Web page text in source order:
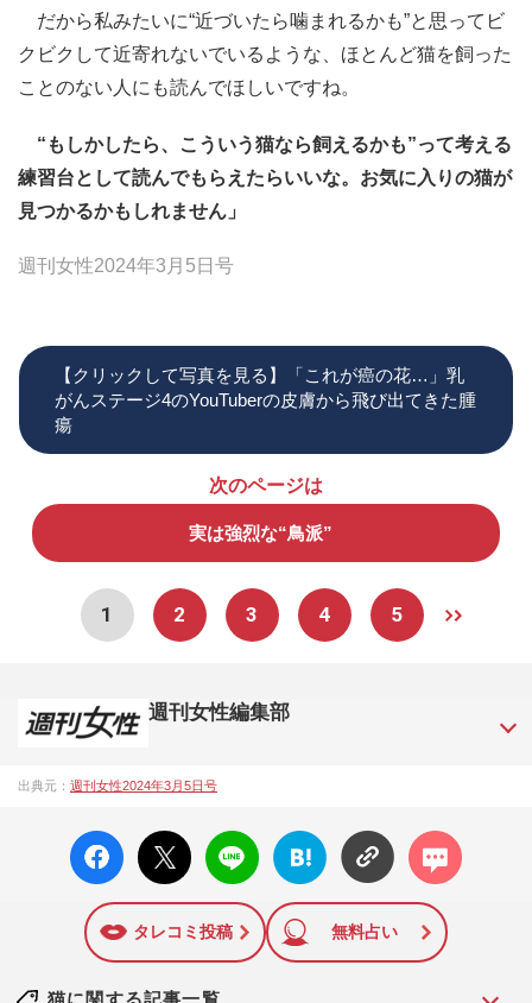
だから私みたいに“近づいたら噛まれるかも”と思ってビ
クビクして近寄れないでいるような、ほとんど猫を飼った
ことのない人にも読んでほしいですね。
“もしかしたら、こういう猫なら飼えるかも”って考える
練習台として読んでもらえたらいいな。お気に入りの猫が
見つかるかもしれません」
週刊女性2024年3月5日号
【クリックして写真を見る】「これが癌の花…」乳
がんステージ4のYouTuberの皮膚から飛び出てきた腫
瘍
次のページは
実は強烈な“鳥派”
1 2 3 4 5
週刊女性編集部
シップや事件、皇室の話題、感動ドキュメント、美容・健
12日号で「眞子さま嫁ぎ先の“義母”が抱える400万円超の“借金
トラブル”」報道をスクープ。この一報から約2か月後、宮内庁
は結婚延期を発表。同記事は2018年の「編集者が選ぶ雑誌ジ
ャーナリズム賞」大賞を受賞した。毎週火曜日発売。
出典元： 週刊女性2024年3月5日号
facebo
ok い
X ポス
ト
LINE
はてな
ブック
に追加
コメン
ト
タレコミ投稿 無料占い
猫に関する記事一覧